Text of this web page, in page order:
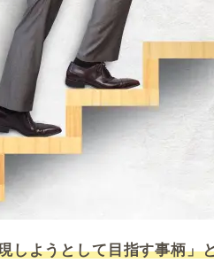
しようとして目指す事柄」